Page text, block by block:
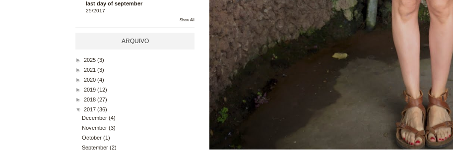
last day of september
25/2017
Show All
ARQUIVO
► 2025 (3)
► 2021 (3)
► 2020 (4)
► 2019 (12)
► 2018 (27)
▼ 2017 (36)
December (4)
November (3)
October (1)
September (2)